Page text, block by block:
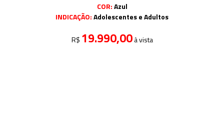
COR:Azul
INDICAÇÃO:Adolescentes e Adultos
R$ 19.990,00à vista